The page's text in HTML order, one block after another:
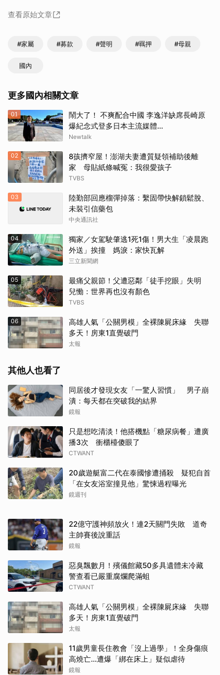
查看原始文章
#家屬 #募款 #聲明 #羈押 #母親
國內
更多國內相關文章
01
鬧大了！ 不爽配合中國 李逸洋缺席長崎原
爆紀念式登多日本主流媒體...
Newtalk
02
8孩擠窄屋！澎湖夫妻遭質疑領補助後離
家 母貼紙條喊冤：我很愛孩子
TVBS
03
陸勤部回應榴彈掉落：繫固帶快解鎖鬆脫、
未裝引信藥包
中央通訊社
04
獨家／女駕駛肇逃1死1傷！男大生「凌晨跑
外送」挨撞 媽淚：家快瓦解
三立新聞網
05
最痛父親節！父遭惡鄰「徒手挖眼」失明
兒慟：世界再也沒有顏色
TVBS
06
高雄人氣「公關男模」全裸陳屍床緣 失聯
多天！房東1直覺破門
太報
其他人也看了
同居後才發現女友「一驚人習慣」 男子崩
潰：每天都在突破我的結界
鏡報
只是想吃清淡！他搭機點「糖尿病餐」遭廣
播3次 衝櫃檯傻眼了
CTWANT
20歲遊艇富二代在泰國慘遭捅殺 疑犯自首
「在女友浴室撞見他」驚悚過程曝光
鏡週刊
22億守護神頻放火！連2天關門失敗 道奇
主帥賽後說重話
鏡報
惡臭飄數月！殯儀館藏50多具遺體未冷藏
警查看已嚴重腐爛爬滿蛆
CTWANT
高雄人氣「公關男模」全裸陳屍床緣 失聯
多天！房東1直覺破門
太報
11歲男童長住教會「沒上過學」！全身傷痕
高燒亡…遭爆「綁在床上」疑似虐待
鏡報